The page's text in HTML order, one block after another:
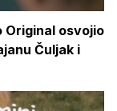
Original osvojio
Čuljak i